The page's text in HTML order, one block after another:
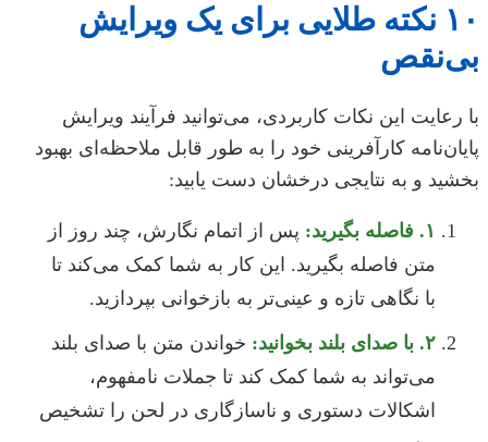
۱۰ نکته طلایی برای یک ویرایش
بی‌نقص
با رعایت این نکات کاربردی، می‌توانید فرآیند ویرایش
پایان‌نامه کارآفرینی خود را به طور قابل ملاحظه‌ای بهبود
بخشید و به نتایجی درخشان دست یابید:
۱. فاصله بگیرید:
پس از اتمام نگارش، چند روز از
متن فاصله بگیرید. این کار به شما کمک می‌کند تا
با نگاهی تازه و عینی‌تر به بازخوانی بپردازید.
۲. با صدای بلند بخوانید:
خواندن متن با صدای بلند
می‌تواند به شما کمک کند تا جملات نامفهوم،
اشکالات دستوری و ناسازگاری در لحن را تشخیص